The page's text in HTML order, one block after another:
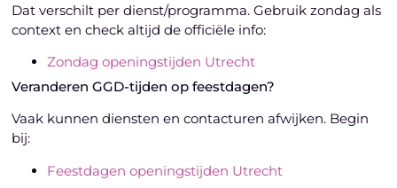
Dat verschilt per dienst/programma. Gebruik zondag als
context en check altijd de officiële info:
Zondag openingstijden Utrecht
Veranderen GGD-tijden op feestdagen?
Vaak kunnen diensten en contacturen afwijken. Begin
bij:
Feestdagen openingstijden Utrecht